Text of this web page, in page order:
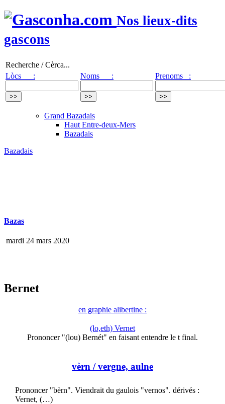
Nos lieux-dits
gascons
Recherche / Cèrca...
Lòcs :
Noms : Prenoms :
Grand Bazadais
Haut Entre-deux-Mers
Bazadais
Bazadais
Bazas
mardi 24 mars 2020
Bernet
en graphie alibertine :
(lo,eth) Vernet
Prononcer "(lou) Bernét" en faisant entendre le t final.
vèrn / vergne, aulne
Prononcer "bèrn". Viendrait du gaulois "vernos". dérivés :
Vernet, (…)